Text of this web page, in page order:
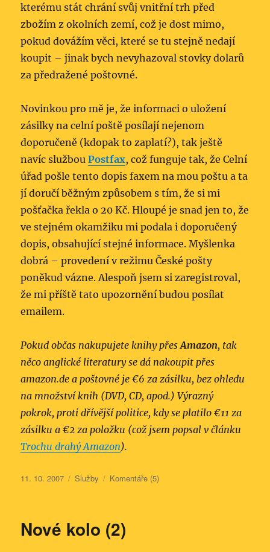
kterému stát chrání svůj vnitřní trh před
zbožím z okolních zemí, což je dost mimo,
pokud dovážím věci, které se tu stejně nedají
koupit – jinak bych nevyhazoval stovky dolarů
za předražené poštovné.
Novinkou pro mě je, že informaci o uložení
zásilky na celní poště posílají nejenom
doporučeně (kdopak to zaplatí?), tak ještě
navíc službouPostfax, což funguje tak, že Celní
úřad pošle tento dopis faxem na mou poštu a ta
jí doručí běžným způsobem s tím, že si mi
pošťačka řekla o 20 Kč. Hloupé je snad jen to, že
ve stejném okamžiku mi podala i doporučený
dopis, obsahující stejné informace. Myšlenka
dobrá – provedení v režimu České pošty
poněkud vázne. Alespoň jsem si zaregistroval,
že mi příště tato upozornění budou posílat
emailem.
Pokud občas nakupujete knihy přesAmazon, tak
něco anglické literatury se dá nakoupit přes
amazon.de a poštovné je €6 za zásilku, bez ohledu
na množství knih (DVD, CD, apod.) Výrazný
pokrok, proti dřívější politice, kdy se platilo €11 za
zásilku a €2 za položku (což jsem popsal v článku
Trochu drahý Amazon).
Publikováno:
11. 10. 2007 Rubriky:
Služby Komentáře (5)
Nové kolo (2)